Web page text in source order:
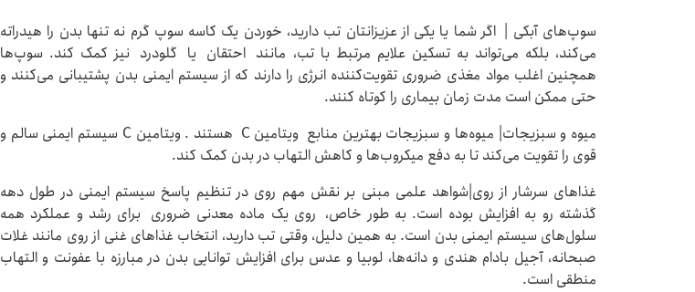
سوپ‌های آبکی | اگر شما یا یکی از عزیزانتان تب دارید، خوردن یک کاسه سوپ گرم نه تنها بدن را هیدراته
می‌کند، بلکه می‌تواند به تسکین علایم مرتبط با تب، مانند احتقان یا گلودرد نیز کمک کند. سوپ‌ها
همچنین اغلب مواد مغذی ضروری تقویت‌کننده انرژی را دارند که از سیستم ایمنی بدن پشتیبانی می‌کنند و
حتی ممکن است مدت زمان بیماری را کوتاه کنند.
میوه و سبزیجات| میوه‌ها و سبزیجات بهترین منابع ویتامین C هستند . ویتامین C سیستم ایمنی سالم و
قوی را تقویت می‌کند تا به دفع میکروب‌ها و کاهش التهاب در بدن کمک کند.
غذاهای سرشار از روی|شواهد علمی مبنی بر نقش مهم روی در تنظیم پاسخ سیستم ایمنی در طول دهه
گذشته رو به افزایش بوده است. به طور خاص، روی یک ماده معدنی ضروری برای رشد و عملکرد همه
سلول‌های سیستم ایمنی بدن است. به همین دلیل، وقتی تب دارید، انتخاب غذاهای غنی از روی مانند غلات
صبحانه، آجیل بادام هندی و دانه‌ها، لوبیا و عدس برای افزایش توانایی بدن در مبارزه با عفونت و التهاب
منطقی است.